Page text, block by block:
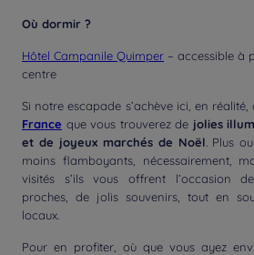
Où dormir ?
Hôtel Campanile Quimper – accessible à
centre
Si notre escapade s’achève ici, en réalité,
France que vous trouverez de jolies
et de joyeux marchés de Noël . Plus
moins flamboyants, nécessairement,
visités s’ils vous offrent l’occasion
proches, de jolis souvenirs, tout en
locaux.
Pour en profiter, où que vous ayez